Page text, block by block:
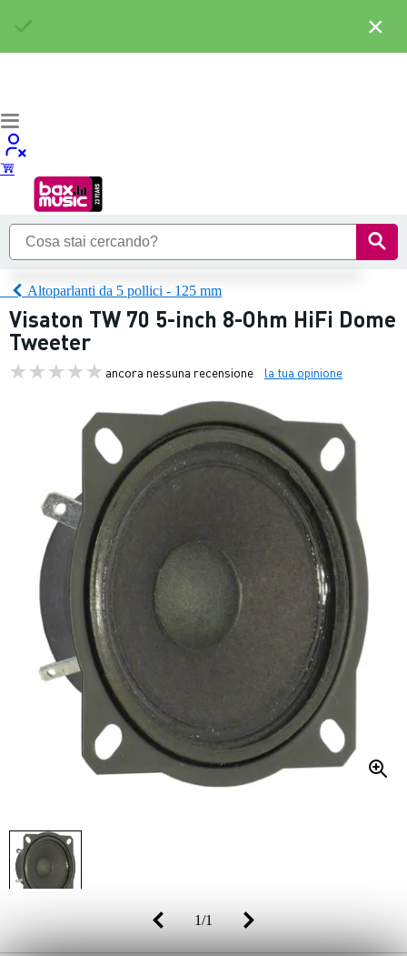
Altoparlanti da 5 pollici - 125 mm
Visaton TW 70 5-inch 8-Ohm HiFi Dome
Tweeter
ancora nessuna recensione la tua opinione
1/1
×